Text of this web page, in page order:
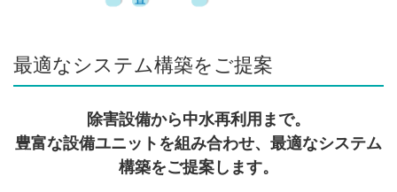
最適なシステム構築をご提案
除害設備から中水再利用まで。
豊富な設備ユニットを組み合わせ、最適なシステム
構築をご提案します。